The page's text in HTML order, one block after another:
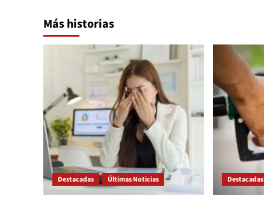
Más historias
Destacadas Últimas Noticias Destacadas